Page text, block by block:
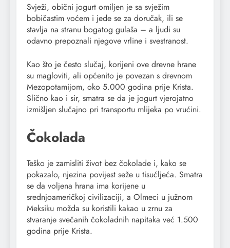
Svježi, obični jogurt omiljen je sa svježim
bobičastim voćem i jede se za doručak, ili se
stavlja na stranu bogatog gulaša – a ljudi su
odavno prepoznali njegove vrline i svestranost.
Kao što je često slučaj, korijeni ove drevne hrane
su magloviti, ali općenito je povezan s drevnom
Mezopotamijom, oko 5.000 godina prije Krista.
Slično kao i sir, smatra se da je jogurt vjerojatno
izmišljen slučajno pri transportu mlijeka po vrućini.
Čokolada
Teško je zamisliti život bez čokolade i, kako se
pokazalo, njezina povijest seže u tisućljeća. Smatra
se da voljena hrana ima korijene u
srednjoameričkoj civilizaciji, a Olmeci u južnom
Meksiku možda su koristili kakao u zrnu za
stvaranje svečanih čokoladnih napitaka već 1.500
godina prije Krista.